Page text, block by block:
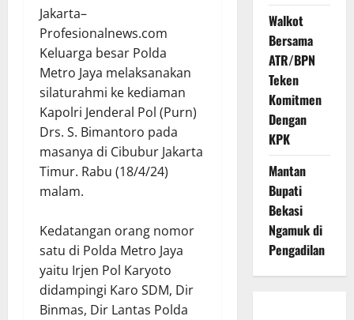
Jakarta–
Profesionalnews.com
Keluarga besar Polda
Metro Jaya melaksanakan
silaturahmi ke kediaman
Kapolri Jenderal Pol (Purn)
Drs. S. Bimantoro pada
masanya di Cibubur Jakarta
Timur. Rabu (18/4/24)
malam.
Kedatangan orang nomor
satu di Polda Metro Jaya
yaitu Irjen Pol Karyoto
didampingi Karo SDM, Dir
Binmas, Dir Lantas Polda
Walkot
Bersama
ATR/BPN
Teken
Komitmen
Dengan
KPK
Mantan
Bupati
Bekasi
Ngamuk di
Pengadilan